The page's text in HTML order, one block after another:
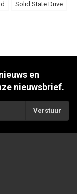
Solid State Drive
en
nieuwsbrief.
Verstuur